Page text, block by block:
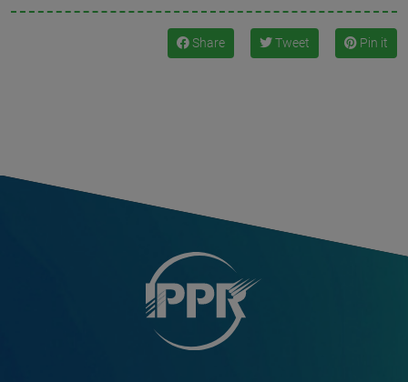
Share Tweet Pin it